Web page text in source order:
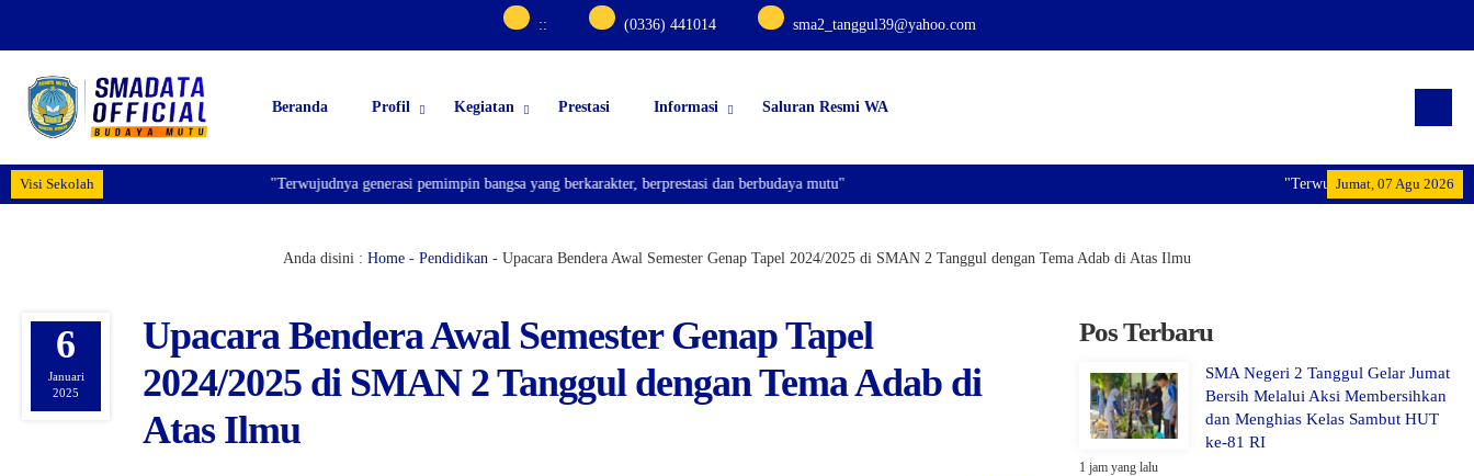
:: (0336) 441014 sma2_tanggul39@yahoo.com
Beranda Profil Kegiatan Prestasi Informasi Saluran Resmi WA
Visi Sekolah Jumat, 07 Agu 2026
"Terwujudnya generasi pemimpin
"Terwujudnya generasi pemimpin bangsa yang berkarakter, berprestasi dan berbudaya mutu"
Anda disini : Home - Pendidikan - Upacara Bendera Awal Semester Genap Tapel 2024/2025 di SMAN 2 Tanggul dengan Tema Adab di Atas Ilmu
6
Januari
2025
Upacara Bendera Awal Semester Genap Tapel
2024/2025 di SMAN 2 Tanggul dengan Tema Adab di
Atas Ilmu
Pos Terbaru
SMA Negeri 2 Tanggul Gelar Jumat
Bersih Melalui Aksi Membersihkan
dan Menghias Kelas Sambut HUT
ke-81 RI
1 jam yang lalu